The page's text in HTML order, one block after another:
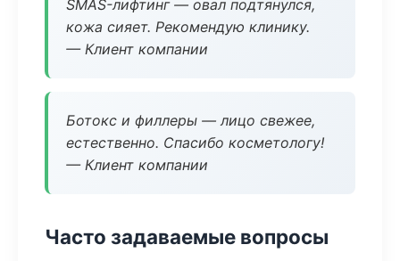
SMAS-лифтинг — овал подтянулся,
кожа сияет. Рекомендую клинику.
— Клиент компании
Ботокс и филлеры — лицо свежее,
естественно. Спасибо косметологу!
— Клиент компании
Часто задаваемые вопросы